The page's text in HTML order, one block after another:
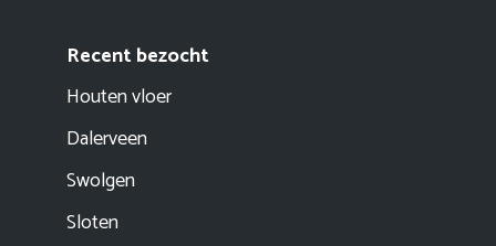
Recent bezocht
Houten vloer
Dalerveen
Swolgen
Sloten